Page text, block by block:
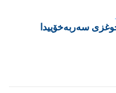
سەربەخۆییدا